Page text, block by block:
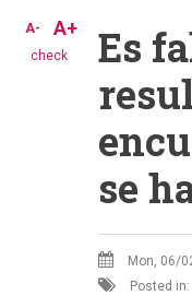
check
A- A+
Es
se
Mon, 06/
Posted in: